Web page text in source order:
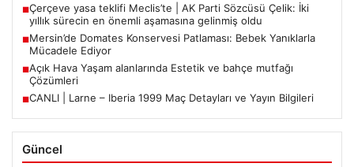
■Çerçeve yasa teklifi Meclis’te | AK Parti Sözcüsü Çelik: İki
yıllık sürecin en önemli aşamasına gelinmiş oldu
■Mersin’de Domates Konservesi Patlaması: Bebek Yanıklarla
Mücadele Ediyor
■Açık Hava Yaşam alanlarında Estetik ve bahçe mutfağı
Çözümleri
■CANLI | Larne – Iberia 1999 Maç Detayları ve Yayın Bilgileri
Güncel